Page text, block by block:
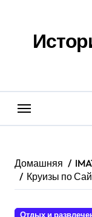
содержанию
Домашняя
Круизы по
Отдых и